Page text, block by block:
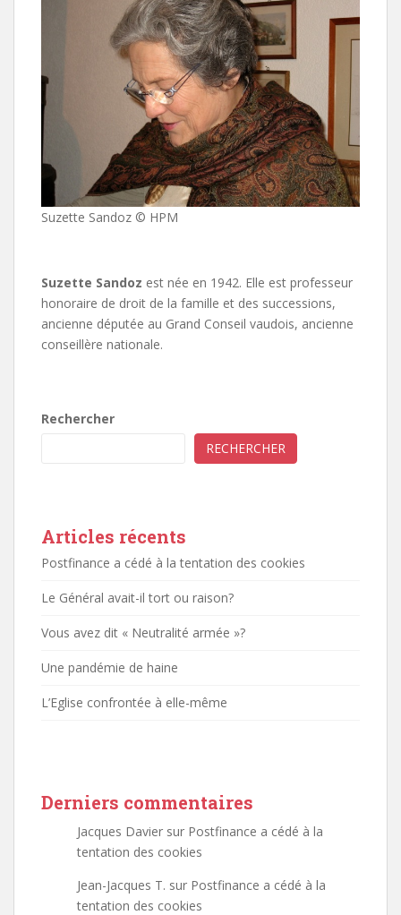
Suzette Sandoz © HPM
Suzette Sandoz est née en 1942. Elle est professeur
honoraire de droit de la famille et des successions,
ancienne députée au Grand Conseil vaudois, ancienne
conseillère nationale.
Rechercher
RECHERCHER
Articles récents
Postfinance a cédé à la tentation des cookies
Le Général avait-il tort ou raison?
Vous avez dit « Neutralité armée »?
Une pandémie de haine
L’Eglise confrontée à elle-même
Derniers commentaires
Jacques Davier sur Postfinance a cédé à la
tentation des cookies
Jean-Jacques T. sur Postfinance a cédé à la
tentation des cookies